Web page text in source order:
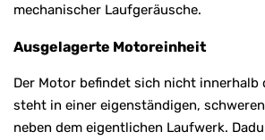
mechanischer Laufgeräusche.
Ausgelagerte Motoreinheit
Der Motor befindet sich nicht innerhalb
steht in einer eigenständigen,
neben dem eigentlichen Laufwerk.